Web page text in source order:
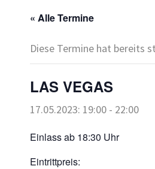
« Alle Termine
Diese Termine hat bereits
LAS VEGAS
17.05.2023: 19:00 - 22:00
Einlass ab 18:30 Uhr
Eintrittpreis: